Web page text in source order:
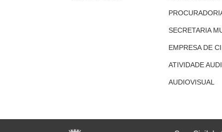
SECRETARIA
EMPRESA DE
ATIVIDADE
AUDIOVISUAL